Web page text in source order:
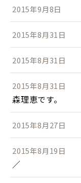
2015年9月8日
2015年8月31日
2015年8月31日
2015年8月31日
森理恵です。
2015年8月27日
2015年8月19日
／